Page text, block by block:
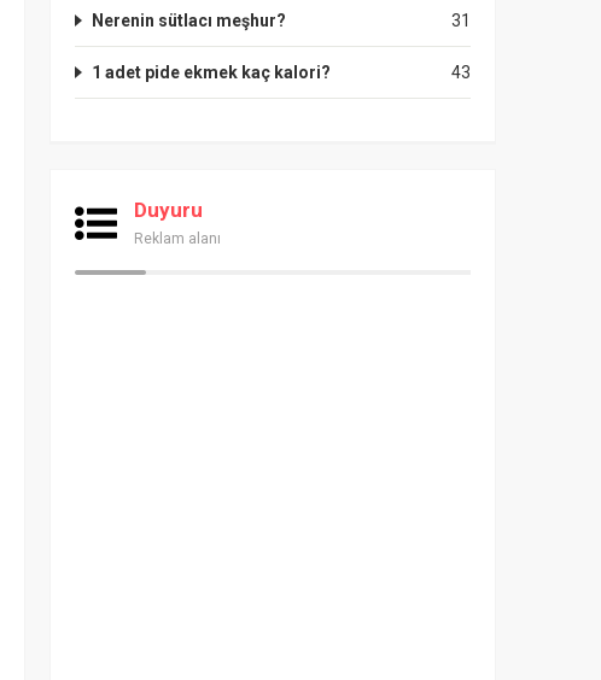
31
Nerenin sütlacı meşhur?
43
1 adet pide ekmek kaç kalori?
Duyuru
Reklam alanı